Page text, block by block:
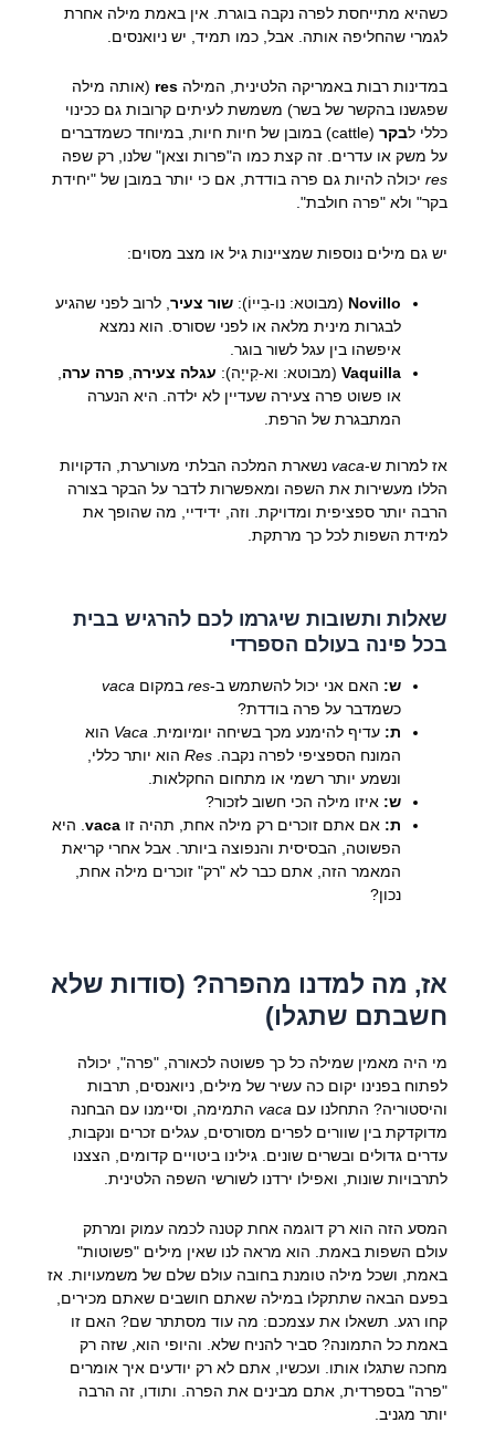
כשהיא מתייחסת לפרה נקבה בוגרת. אין באמת מילה אחרת
לגמרי שהחליפה אותה. אבל, כמו תמיד, יש ניואנסים.
במדינות רבות באמריקה הלטינית, המילה res (אותה מילה
שפגשנו בהקשר של בשר) משמשת לעיתים קרובות גם ככינוי
כללי לבקר
(cattle) במובן של חיות חיות, במיוחד כשמדברים
על משק או עדרים. זה קצת כמו ה"פרות וצאן" שלנו, רק שפה
resיכולה להיות גם פרה בודדת, אם כי יותר במובן של "יחידת
בקר" ולא "פרה חולבת".
יש גם מילים נוספות שמציינות גיל או מצב מסוים:
Novillo (מבוטא: נו-בִייוֹ): שור צעיר, לרוב לפני שהגיע
לבגרות מינית מלאה או לפני שסורס. הוא נמצא
איפשהו בין עגל לשור בוגר.
Vaquilla(מבוטא: וא-קִייָה): עגלה צעירה פרה ערה
או פשוט פרה צעירה שעדיין לא ילדה. היא הנערה
המתבגרת של הרפת.
אז למרות ש-vacaנשארת המלכה הבלתי מעורערת, הדקויות
הללו מעשירות את השפה ומאפשרות לדבר על הבקר בצורה
הרבה יותר ספציפית ומדויקת. וזה, ידידיי, מה שהופך את
למידת השפות לכל כך מרתקת.
שאלות ותשובות שיגרמו לכם להרגיש בבית
בכל פינה בעולם הספרדי
ש: האם אני יכול להשתמש ב-resבמקום vaca
כשמדבר על פרה בודדת?
ת: עדיף להימנע מכך בשיחה יומיומית. Vaca הוא
המונח הספציפי לפרה נקבה. Resהוא יותר כללי,
ונשמע יותר רשמי או מתחום החקלאות.
ש: איזו מילה הכי חשוב לזכור?
ת: אם אתם זוכרים רק מילה אחת, תהיה זו vaca. היא
הפשוטה, הבסיסית והנפוצה ביותר. אבל אחרי קריאת
המאמר הזה, אתם כבר לא "רק" זוכרים מילה אחת,
נכון?
אז, מה למדנו מהפרה? (סודות שלא
חשבתם שתגלו)
מי היה מאמין שמילה כל כך פשוטה לכאורה, "פרה", יכולה
לפתוח בפנינו יקום כה עשיר של מילים, ניואנסים, תרבות
והיסטוריה? התחלנו עם vacaהתמימה, וסיימנו עם הבחנה
מדוקדקת בין שוורים לפרים מסורסים, עגלים זכרים ונקבות,
עדרים גדולים ובשרים שונים. גילינו ביטויים קדומים, הצצנו
לתרבויות שונות, ואפילו ירדנו לשורשי השפה הלטינית.
המסע הזה הוא רק דוגמה אחת קטנה לכמה עמוק ומרתק
עולם השפות באמת. הוא מראה לנו שאין מילים "פשוטות"
באמת, ושכל מילה טומנת בחובה עולם שלם של משמעויות. אז
בפעם הבאה שתתקלו במילה שאתם חושבים שאתם מכירים,
קחו רגע. תשאלו את עצמכם: מה עוד מסתתר שם? האם זו
באמת כל התמונה? סביר להניח שלא. והיופי הוא, שזה רק
מחכה שתגלו אותו. ועכשיו, אתם לא רק יודעים איך אומרים
"פרה" בספרדית, אתם מבינים את הפרה. ותודו, זה הרבה
יותר מגניב.